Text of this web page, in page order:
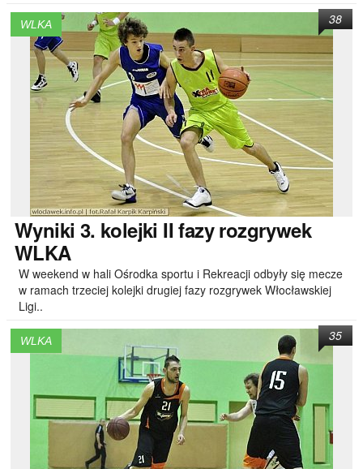
WLKA
Wyniki 3. kolejki II fazy rozgrywek
WLKA
W weekend w hali Ośrodka sportu i Rekreacji odbyły się mecze
w ramach trzeciej kolejki drugiej fazy rozgrywek Włocławskiej
Ligi..
38
WLKA 35